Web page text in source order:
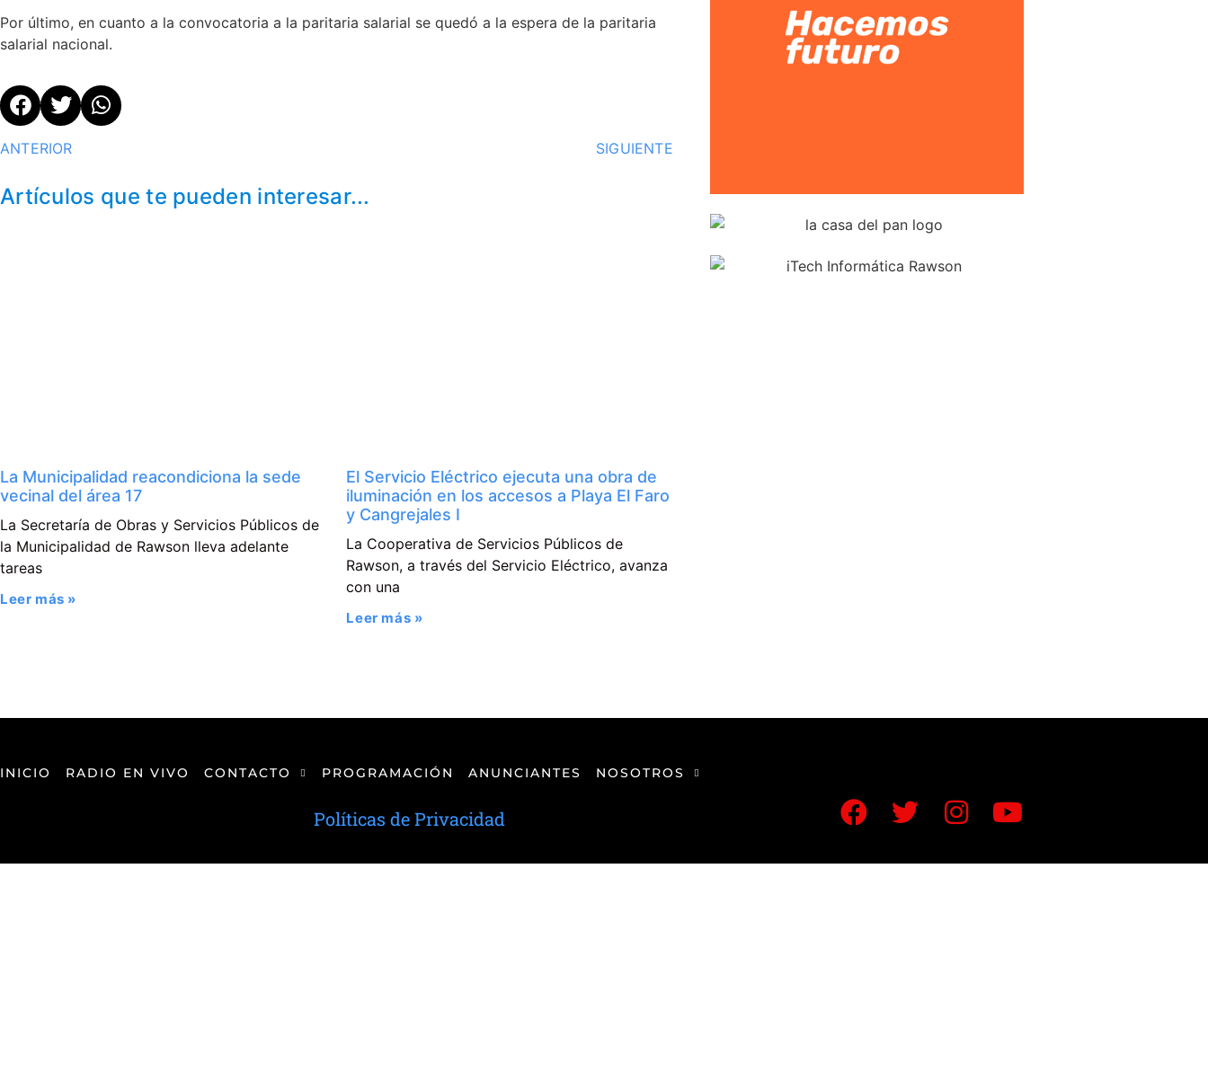
Por último, en cuanto a la convocatoria a la paritaria salarial se quedó a la espera de la paritaria
salarial nacional.
ANTERIOR SIGUIENTE
Artículos que te pueden interesar...
La Municipalidad reacondiciona la sede
vecinal del área 17
La Secretaría de Obras y Servicios Públicos de
la Municipalidad de Rawson lleva adelante
tareas
Leer más »
El Servicio Eléctrico ejecuta una obra de
iluminación en los accesos a Playa El Faro
y Cangrejales I
La Cooperativa de Servicios Públicos de
Rawson, a través del Servicio Eléctrico, avanza
con una
Leer más »
INICIO RADIO EN VIVO CONTACTO PROGRAMACIÓN ANUNCIANTES NOSOTROS
Políticas de Privacidad